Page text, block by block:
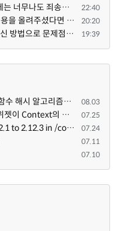
몇시간 분량이 6Mbyte라서 올리기에는 너무나도 죄송스럽기에 재미나이에게 의뢰했습니다. 22:40
고생하셨습니다! 디버그에 나오는 내용을 올려주셨다면 도움을 드릴 수 있었을지도 모르지만, 아무래도 댓글... 20:20
로그파일을 분석할 수 능력과 말씀하신 방법으로 문제점을 찾아도 ... 이게 뭔말인지 이해할 수 없는 상황이... 19:39
R\F\Password::checkPassword 함수 해시 알고리즘을 암시적으로 호출하는 경우 Argon2id 해시 비교 실패 08.03
[page] 위젯 페이지 편집 화면에서 위젯이 Context의 module_info를 덮어쓰면 저장이 ERR_ACT_IS_NOT_STANDALONE으로 실패 07.25
Bump guzzlehttp/psr7 from 2.12.1 to 2.12.3 in /common 07.24
07.11
07.10